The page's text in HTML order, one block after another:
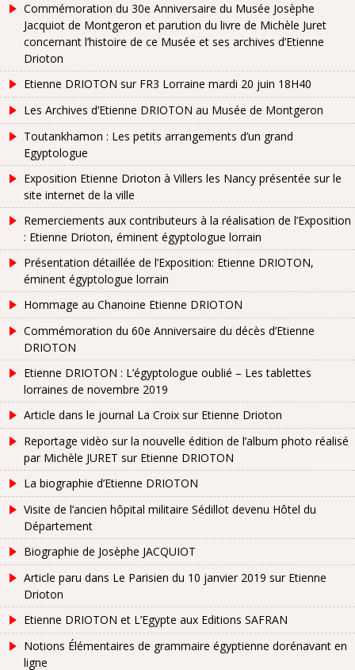
Commémoration du 30e Anniversaire du Musée Josèphe
Jacquiot de Montgeron et parution du livre de Michèle Juret
concernant l’histoire de ce Musée et ses archives d’Etienne
Drioton
Etienne DRIOTON sur FR3 Lorraine mardi 20 juin 18H40
Les Archives d’Etienne DRIOTON au Musée de Montgeron
Toutankhamon : Les petits arrangements d’un grand
Egyptologue
Exposition Etienne Drioton à Villers les Nancy présentée sur le
site internet de la ville
Remerciements aux contributeurs à la réalisation de l’Exposition
: Etienne Drioton, éminent égyptologue lorrain
Présentation détaillée de l’Exposition: Etienne DRIOTON,
éminent égyptologue lorrain
Hommage au Chanoine Etienne DRIOTON
Commémoration du 60e Anniversaire du décès d’Etienne
DRIOTON
Etienne DRIOTON : L’égyptologue oublié – Les tablettes
lorraines de novembre 2019
Article dans le journal La Croix sur Etienne Drioton
Reportage vidèo sur la nouvelle édition de l’album photo réalisé
par Michèle JURET sur Etienne DRIOTON
La biographie d’Etienne DRIOTON
Visite de l’ancien hôpital militaire Sédillot devenu Hôtel du
Département
Biographie de Josèphe JACQUIOT
Article paru dans Le Parisien du 10 janvier 2019 sur Etienne
Drioton
Etienne DRIOTON et L’Egypte aux Editions SAFRAN
Notions Élémentaires de grammaire égyptienne dorénavant en
ligne